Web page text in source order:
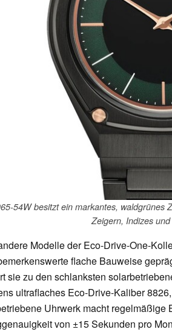
54W besitzt ein markantes, waldgrünes
Zeigern, Indizes
Modelle der Eco-Drive-One-
flache Bauweise
sie zu den schlanksten
ultraflaches Eco-Drive-Kaliber
Uhrwerk macht
von ±15 Sekunden pro